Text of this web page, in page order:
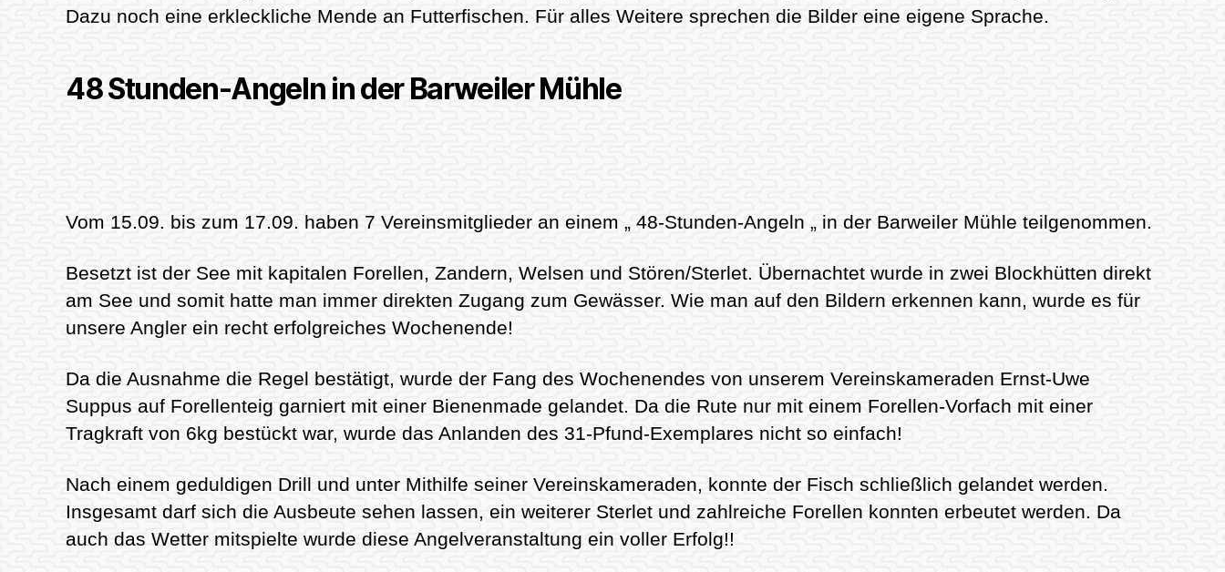
Dazu noch eine erkleckliche Mende an Futterfischen. Für alles Weitere sprechen die Bilder eine eigene Sprache.
48 Stunden-Angeln in der Barweiler Mühle
Vom 15.09. bis zum 17.09. haben 7 Vereinsmitglieder an einem „ 48-Stunden-Angeln „ in der Barweiler Mühle teilgenommen.
Besetzt ist der See mit kapitalen Forellen, Zandern, Welsen und Stören/Sterlet. Übernachtet wurde in zwei Blockhütten direkt
am See und somit hatte man immer direkten Zugang zum Gewässer. Wie man auf den Bildern erkennen kann, wurde es für
unsere Angler ein recht erfolgreiches Wochenende!
Da die Ausnahme die Regel bestätigt, wurde der Fang des Wochenendes von unserem Vereinskameraden Ernst-Uwe
Suppus auf Forellenteig garniert mit einer Bienenmade gelandet. Da die Rute nur mit einem Forellen-Vorfach mit einer
Tragkraft von 6kg bestückt war, wurde das Anlanden des 31-Pfund-Exemplares nicht so einfach!
Nach einem geduldigen Drill und unter Mithilfe seiner Vereinskameraden, konnte der Fisch schließlich gelandet werden.
Insgesamt darf sich die Ausbeute sehen lassen, ein weiterer Sterlet und zahlreiche Forellen konnten erbeutet werden. Da
auch das Wetter mitspielte wurde diese Angelveranstaltung ein voller Erfolg!!